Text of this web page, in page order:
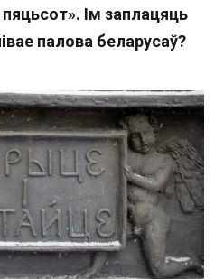
Ім заплацяць
палова беларусаў?